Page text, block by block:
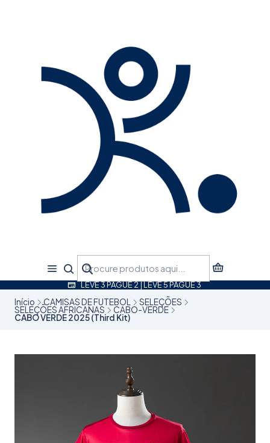
LEVE 3 PAGUE 2 | LEVE 5 PAGUE 3
Início CAMISAS DE FUTEBOL SELEÇÕES
SELEÇÕES AFRICANAS CABO-VERDE
CABO VERDE 2025 (Third Kit)